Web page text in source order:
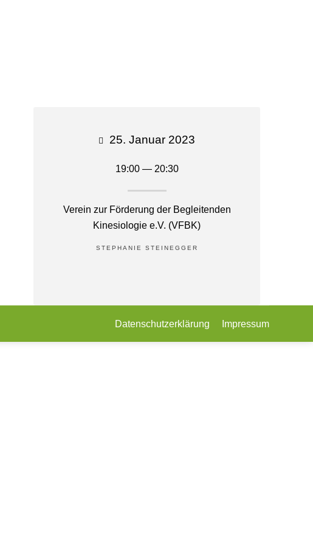
25. Januar 2023
19:00 — 20:30
Verein zur Förderung der Begleitenden
Kinesiologie e.V. (VFBK)
STEPHANIE STEINEGGER
Datenschutzerklärung Impressum